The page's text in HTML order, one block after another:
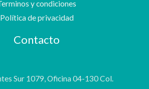
y condiciones
Política de privacidad
Contacto
Sur 1079, Oficina 04-130 Col.